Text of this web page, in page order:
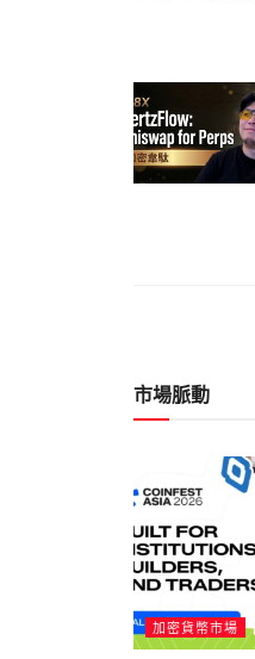
市場脈動
加密貨幣市場